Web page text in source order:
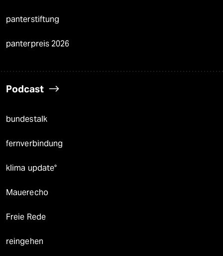
panterstiftung
panterpreis 2026
Podcast
bundestalk
fernverbindung
klima update°
Mauerecho
Freie Rede
reingehen